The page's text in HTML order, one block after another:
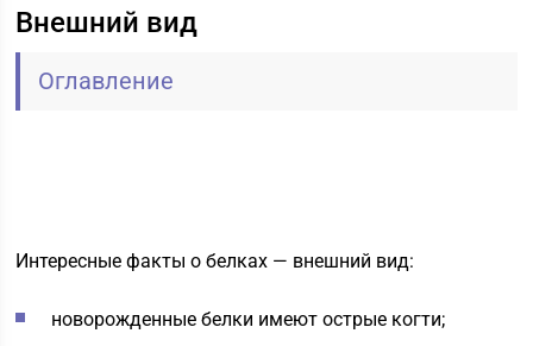
Внешний вид
Оглавление
Интересные факты о белках — внешний вид:
новорожденные белки имеют острые когти;